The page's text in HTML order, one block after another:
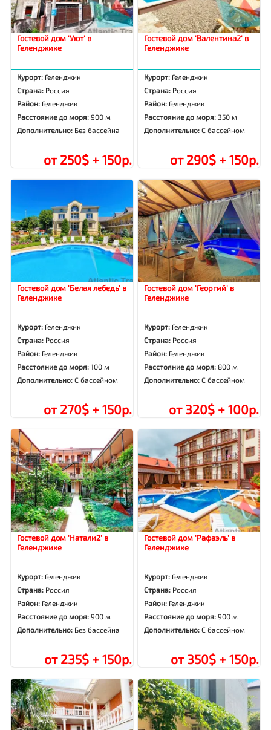
Гостевой дом 'Уют' в
Геленджике
Курорт: Геленджик
Страна: Россия
Район: Геленджик
Расстояние до моря:900 м
Дополнительно: Без бассейна
от 250$ + 150р.
Гостевой дом 'Валентина2' в
Геленджике
Курорт: Геленджик
Страна: Россия
Район: Геленджик
Расстояние до моря: 350 м
Дополнительно:С бассейном
от 290$ + 150р.
Гостевой дом 'Белая лебедь' в
Геленджике
Курорт: Геленджик
Страна: Россия
Район: Геленджик
Расстояние до моря:100 м
Дополнительно:С бассейном
от 270$ + 150р.
Гостевой дом 'Георгий' в
Геленджике
Курорт: Геленджик
Страна: Россия
Район: Геленджик
Расстояние до моря:800 м
Дополнительно:С бассейном
от 320$ + 100р.
Гостевой дом 'Натали2' в
Геленджике
Курорт: Геленджик
Страна: Россия
Район: Геленджик
Расстояние до моря:900 м
Дополнительно: Без бассейна
от 235$ + 150р.
Гостевой дом 'Рафаэль' в
Геленджике
Курорт: Геленджик
Страна: Россия
Район: Геленджик
Расстояние до моря:900 м
Дополнительно:С бассейном
от 350$ + 150р.